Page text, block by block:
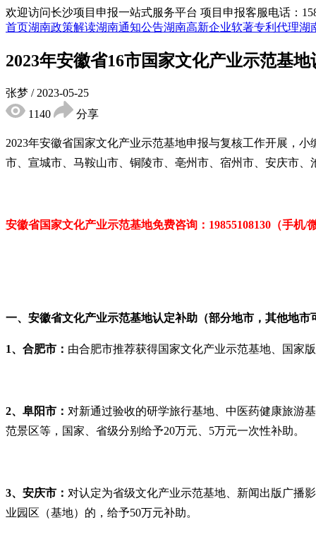
欢迎访问长沙项目申报一站式服务平台 项目申报客服电话：
首页湖南政策解读湖南通知公告湖南高新企业软著专利代理湖
2023年安徽省16市国家文化产业示范基
张梦 / 2023-05-25
1140
分享
2023年安徽省国家文化产业示范基地申报与复核工作开展，
市、宣城市、马鞍山市、铜陵市、亳州市、宿州市、安庆市
安徽省国家文化产业示范基地免费咨询：19855108130（手机/
一、 安徽省文化产业示范基地认定补助（部分地市，其他地市
1、合肥市： 由合肥市推荐获得国家文化产业示范基地、国家
2、阜阳市： 对新通过验收的研学旅行基地、中医药健康旅游
范景区等，国家、省级分别给予20万元、5万元一次性补助。
3、 安庆市： 对认定为省级文化产业示范基地、新闻出版广播
业园区（基地）的，给予50万元补助。